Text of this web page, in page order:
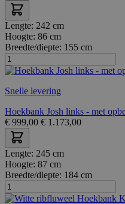
Lengte: 242 cm
Hoogte: 86 cm
Breedte/diepte: 155 cm
Snelle levering
Hoekbank Josh links - met
€ 999,00 € 1.173,00
Lengte: 245 cm
Hoogte: 87 cm
Breedte/diepte: 184 cm